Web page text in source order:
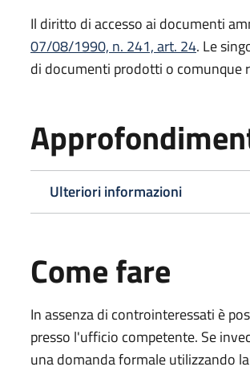
Il diritto di accesso ai documenti
07/08/1990, n. 241, art. 24. Le
di documenti prodotti o comunque
Ulteriori informazioni
Come fare
In assenza di controinteressati è
presso l'ufficio competente. Se
una domanda formale utilizzando